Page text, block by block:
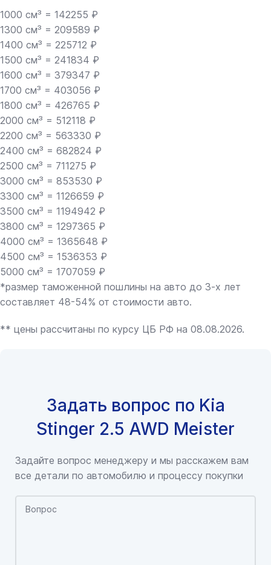
1000 см³ = 142255 ₽
1300 см³ = 209589 ₽
1400 см³ = 225712 ₽
1500 см³ = 241834 ₽
1600 см³ = 379347 ₽
1700 см³ = 403056 ₽
1800 см³ = 426765 ₽
2000 см³ = 512118 ₽
2200 см³ = 563330 ₽
2400 см³ = 682824 ₽
2500 см³ = 711275 ₽
3000 см³ = 853530 ₽
3300 см³ = 1126659 ₽
3500 см³ = 1194942 ₽
3800 см³ = 1297365 ₽
4000 см³ = 1365648 ₽
4500 см³ = 1536353 ₽
5000 см³ = 1707059 ₽
*размер таможенной пошлины на авто до 3-х лет
составляет 48-54% от стоимости авто.
** цены рассчитаны по курсу ЦБ РФ на 08.08.2026.
Задать вопрос по Kia
Stinger 2.5 AWD Meister
Задайте вопрос менеджеру и мы расскажем вам
все детали по автомобилю и процессу покупки